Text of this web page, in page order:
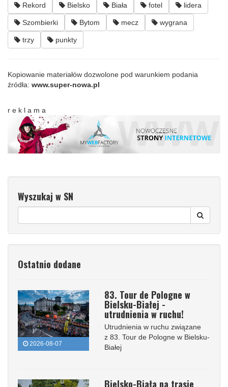
Rekord Bielsko Biała fotel lidera
Szombierki Bytom mecz wygrana
trzy punkty
Kopiowanie materiałów dozwolone pod warunkiem podania
źródła: www.super-nowa.pl
r e k l a m a
Wyszukaj w SN
Ostatnio dodane
2026-08-07
83. Tour de Pologne w
Bielsku-Białej -
utrudnienia w ruchu!
Utrudnienia w ruchu związane
z 83. Tour de Pologne w Bielsku-
Białej
Bielsko-Biała na trasie